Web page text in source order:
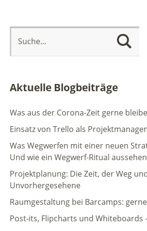
Aktuelle Blogbeiträge
Was aus der Corona-Zeit gerne
Einsatz von Trello als
Was Wegwerfen mit einer neuen
Und wie ein Wegwerf-Ritual
Projektplanung: Die Zeit, der Weg
Unvorhergesehene
Raumgestaltung bei Barcamps:
Post-its, Flipcharts und Whiteboards